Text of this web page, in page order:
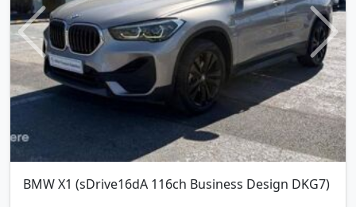
BMW X1 (sDrive16dA 116ch Business Design DKG7)
Previous Next